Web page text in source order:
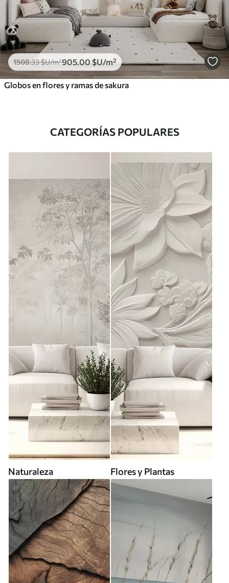
1508.33$U/m²905.00 $U/m²
Globos en flores y ramas de sakura
CATEGORÍAS POPULARES
Naturaleza Flores y Plantas